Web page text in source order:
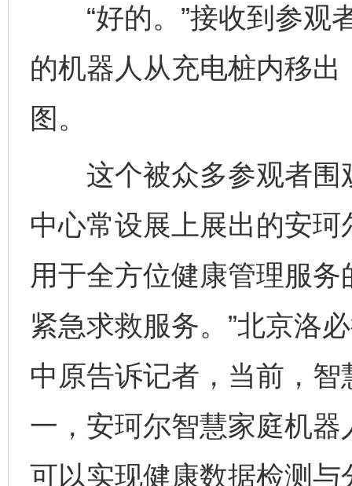
“好的。”接收到参观
的机器人从充电桩内移
图。
这个被众多参观者围
中心常设展上展出的安
用于全方位健康管理服
紧急求救服务。”北京洛
中原告诉记者，当前，
一，安珂尔智慧家庭机
可以实现健康数据检测